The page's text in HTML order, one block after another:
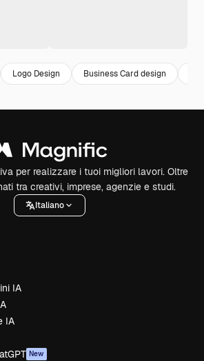
Logo Design Business Card design
per realizzare i tuoi migliori lavori. Oltre
tra creativi, imprese, agenzie e studi.
Italiano
IA
IA
New